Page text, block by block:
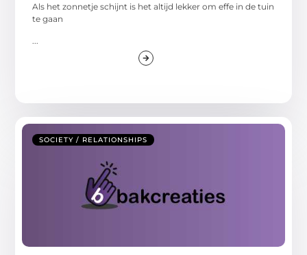
Als het zonnetje schijnt is het altijd lekker om effe in de tuin
te gaan
...
SOCIETY / RELATIONSHIPS